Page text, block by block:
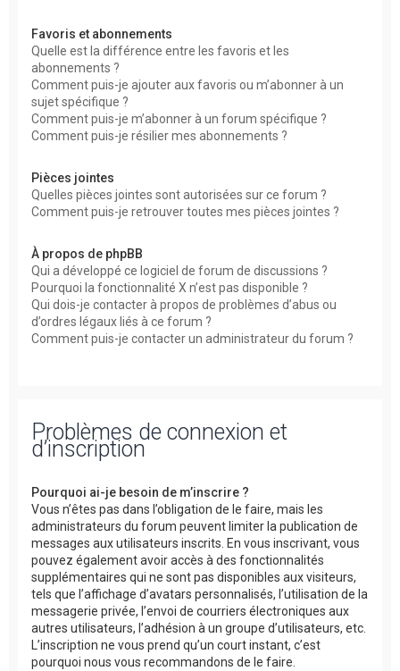
Favoris et abonnements
Quelle est la différence entre les favoris et les
abonnements ?
Comment puis-je ajouter aux favoris ou m’abonner à un
sujet spécifique ?
Comment puis-je m’abonner à un forum spécifique ?
Comment puis-je résilier mes abonnements ?
Pièces jointes
Quelles pièces jointes sont autorisées sur ce forum ?
Comment puis-je retrouver toutes mes pièces jointes ?
À propos de phpBB
Qui a développé ce logiciel de forum de discussions ?
Pourquoi la fonctionnalité X n’est pas disponible ?
Qui dois-je contacter à propos de problèmes d’abus ou
d’ordres légaux liés à ce forum ?
Comment puis-je contacter un administrateur du forum ?
Problèmes de connexion et
d’inscription
Pourquoi ai-je besoin de m’inscrire ?
Vous n’êtes pas dans l’obligation de le faire, mais les
administrateurs du forum peuvent limiter la publication de
messages aux utilisateurs inscrits. En vous inscrivant, vous
pouvez également avoir accès à des fonctionnalités
supplémentaires qui ne sont pas disponibles aux visiteurs,
tels que l’affichage d’avatars personnalisés, l’utilisation de la
messagerie privée, l’envoi de courriers électroniques aux
autres utilisateurs, l’adhésion à un groupe d’utilisateurs, etc.
L’inscription ne vous prend qu’un court instant, c’est
pourquoi nous vous recommandons de le faire.